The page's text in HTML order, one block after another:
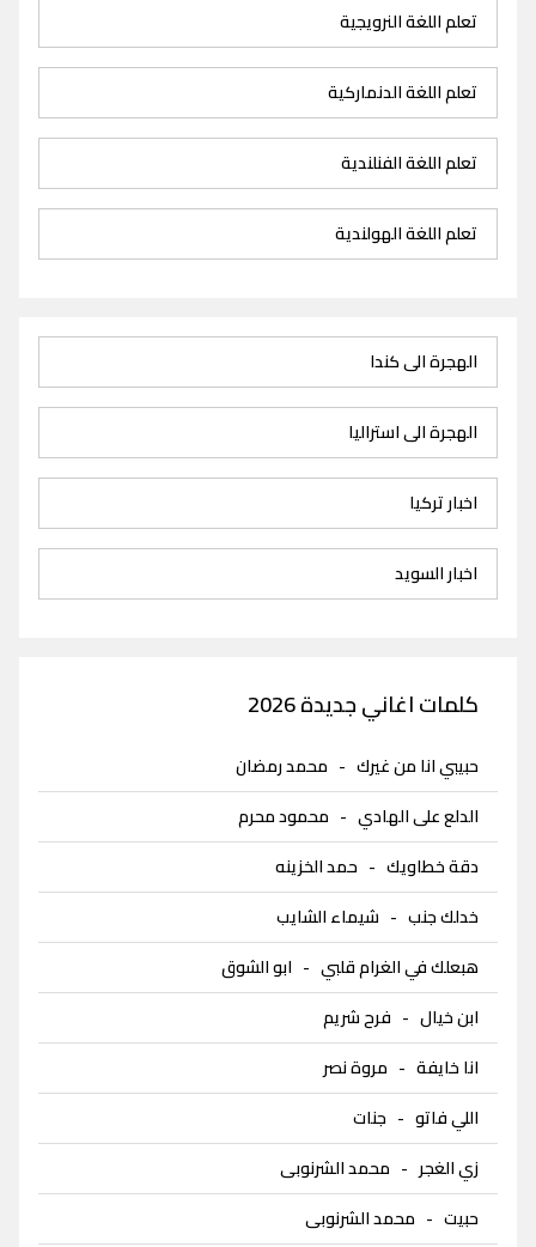
تعلم اللغة النرويجية
تعلم اللغة الدنماركية
تعلم اللغة الفنلندية
تعلم اللغة الهولندية
الهجرة الى كندا
الهجرة الى استراليا
اخبار تركيا
اخبار السويد
كلمات اغاني جديدة 2026
حبيبي انا من غيرك - محمد رمضان
الدلع على الهادي - محمود محرم
دقة خطاويك - حمد الخزينه
خدلك جنب - شيماء الشايب
هبعلك في الغرام قلبي - ابو الشوق
ابن خيال - فرح شريم
انا خايفة - مروة نصر
اللي فاتو - جنات
زي الغجر- محمد الشرنوبى
حبيت - محمد الشرنوبى